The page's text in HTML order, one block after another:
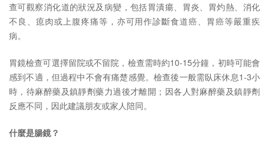
查可觀察消化道的狀況及病變，包括胃潰瘍、胃炎、胃灼熱、消化
不良、瘜肉或上腹疼痛等，亦可用作診斷食道癌、胃癌等嚴重疾
病。
胃鏡檢查可選擇留院或不留院，檢查需時約10-15分鐘，初時可能會
感到不適，但過程中不會有痛楚感覺。檢查後一般需臥床休息1-3小
時，待麻醉藥及鎮靜劑藥力過後才離開；因各人對麻醉藥及鎮靜劑
反應不同，因此建議朋友或家人陪同。
什麼是腸鏡？